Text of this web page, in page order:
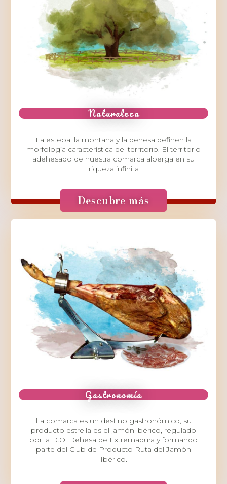
Naturaleza
La estepa, la montaña y la dehesa definen la
morfología característica del territorio. El territorio
adehesado de nuestra comarca alberga en su
riqueza infinita
Descubre más
Gastronomía
La comarca es un destino gastronómico, su
producto estrella es el jamón ibérico, regulado
por la D.O. Dehesa de Extremadura y formando
parte del Club de Producto Ruta del Jamón
Ibérico.